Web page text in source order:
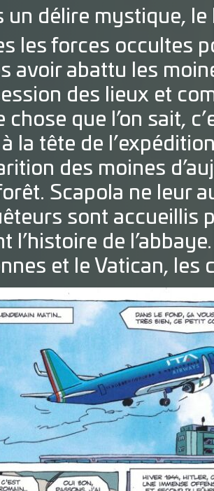
un délire mystique,
les forces occultes
avoir abattu les
des lieux et
chose que l’on sait,
la tête de
des moines
Scapola ne leur
sont accueillis
l’histoire de
et le Vatican, les